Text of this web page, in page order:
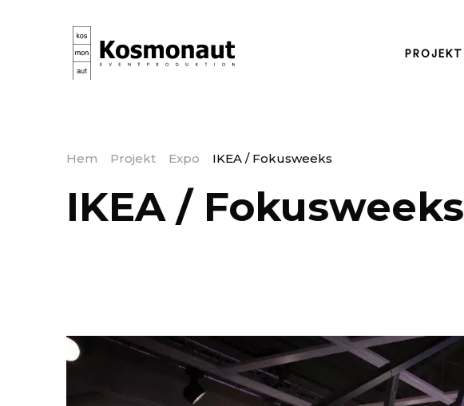
PROJEKT
Hem Projekt Expo IKEA / Fokusweeks
IKEA / Fokusweeks